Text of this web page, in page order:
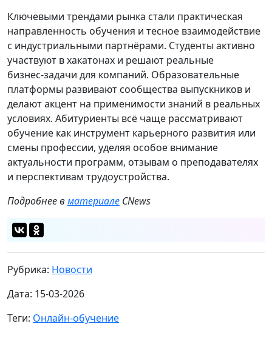
Ключевыми трендами рынка стали практическая
направленность обучения и тесное взаимодействие
с индустриальными партнёрами. Студенты активно
участвуют в хакатонах и решают реальные
бизнес‑задачи для компаний. Образовательные
платформы развивают сообщества выпускников и
делают акцент на применимости знаний в реальных
условиях. Абитуриенты всё чаще рассматривают
обучение как инструмент карьерного развития или
смены профессии, уделяя особое внимание
актуальности программ, отзывам о преподавателях
и перспективам трудоустройства.
Подробнее вматериале CNews
Рубрика: Новости
Дата: 15-03-2026
Теги: Онлайн-обучение